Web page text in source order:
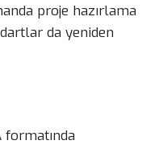
proje hazırlama
da yeniden